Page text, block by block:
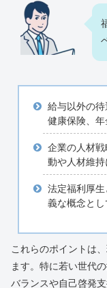
給与以外の待
健康保険、
企業の人材
動や人材維
法定福利厚
義な概念と
これらのポイントは
ます。特に若い世代
バランスや自己啓発